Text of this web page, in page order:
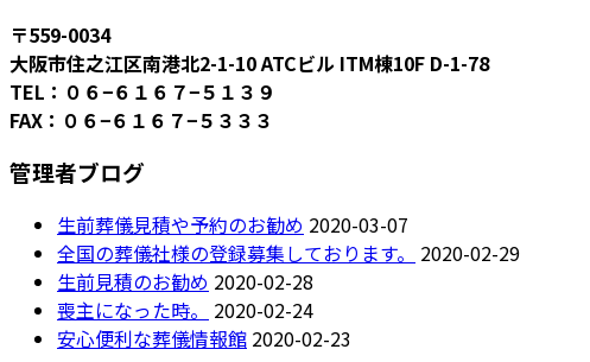
〒559-0034
大阪市住之江区南港北2-1-10 ATCビル ITM棟10F D-1-78
TEL：０６−６１６７−５１３９
FAX：０６−６１６７−５３３３
管理者ブログ
生前葬儀見積や予約のお勧め 2020-03-07
全国の葬儀社様の登録募集しております。
2020-02-29
生前見積のお勧め 2020-02-28
喪主になった時。
2020-02-24
安心便利な葬儀情報館 2020-02-23